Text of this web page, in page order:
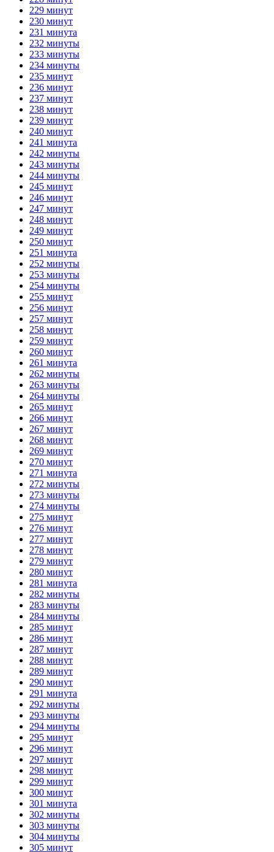
229 минут
230 минут
231 минута
232 минуты
233 минуты
234 минуты
235 минут
236 минут
237 минут
238 минут
239 минут
240 минут
241 минута
242 минуты
243 минуты
244 минуты
245 минут
246 минут
247 минут
248 минут
249 минут
250 минут
251 минута
252 минуты
253 минуты
254 минуты
255 минут
256 минут
257 минут
258 минут
259 минут
260 минут
261 минута
262 минуты
263 минуты
264 минуты
265 минут
266 минут
267 минут
268 минут
269 минут
270 минут
271 минута
272 минуты
273 минуты
274 минуты
275 минут
276 минут
277 минут
278 минут
279 минут
280 минут
281 минута
282 минуты
283 минуты
284 минуты
285 минут
286 минут
287 минут
288 минут
289 минут
290 минут
291 минута
292 минуты
293 минуты
294 минуты
295 минут
296 минут
297 минут
298 минут
299 минут
300 минут
301 минута
302 минуты
303 минуты
304 минуты
305 минут